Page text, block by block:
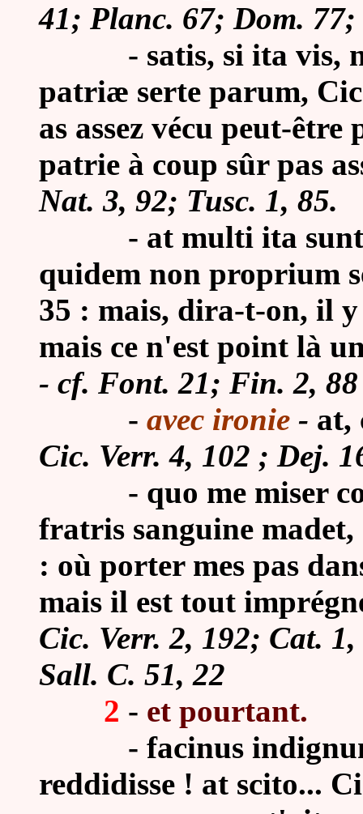
41; Planc. 67; Dom.
- satis, si ita vis,
patriæ serte parum,
as assez vécu peut-
patrie à coup sûr pas
Nat. 3, 92; Tusc. 1, 85.
- at multi ita
quidem non proprium
35 : mais, dira-t-on, il
mais ce n'est point là
- cf. Font. 21; Fin. 2,
- avec ironie - at,
Cic. Verr. 4, 102 ; Dej.
- quo me miser
fratris sanguine
: où porter mes pas
mais il est tout
Cic. Verr. 2, 192; Cat.
Sall. C. 51, 22
2 - et pourtant.
- facinus
reddidisse ! at scito...